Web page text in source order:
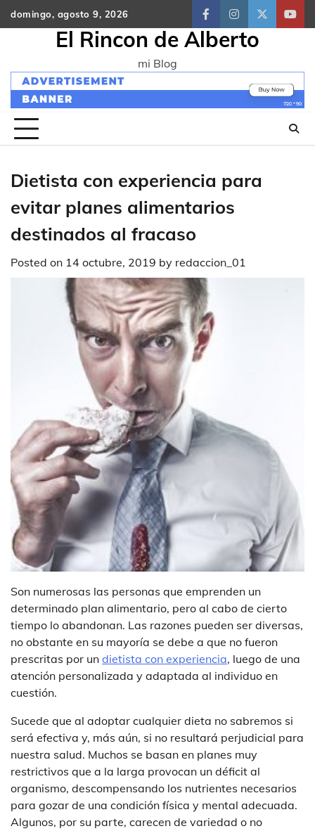
Skip
to
domingo, agosto 9, 2026
facebookinstagram
twitter
El Rincon de Alberto
mi Blog
Dietista con experiencia para
evitar planes alimentarios
destinados al fracaso
Posted on 14 octubre, 2019 by redaccion_01
Son numerosas las personas que emprenden un
determinado plan alimentario, pero al cabo de cierto
tiempo lo abandonan. Las razones pueden ser diversas,
no obstante en su mayoría se debe a que no fueron
prescritas por un dietista con experiencia, luego de una
atención personalizada y adaptada al individuo en
cuestión.
Sucede que al adoptar cualquier dieta no sabremos si
será efectiva y, más aún, si no resultará perjudicial para
nuestra salud. Muchos se basan en planes muy
restrictivos que a la larga provocan un déficit al
organismo, descompensando los nutrientes necesarios
para gozar de una condición física y mental adecuada.
Algunos, por su parte, carecen de variedad o no